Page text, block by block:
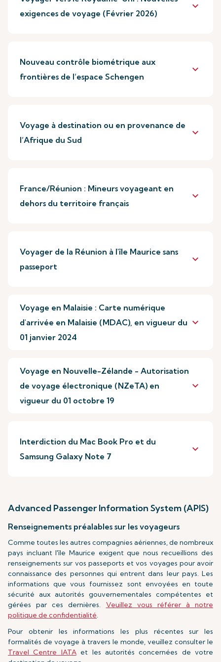
exigences de voyage (Février 2026)
keyboard_arrow_down
Nouveau contrôle biométrique aux
frontières de l’espace Schengen
keyboard_arrow_down
Voyage à destination ou en provenance de
l’Afrique du Sud
keyboard_arrow_down
France/Réunion : Mineurs voyageant en
dehors du territoire français
keyboard_arrow_down
Voyager de la Réunion à l'île Maurice sans
passeport
keyboard_arrow_down
Voyage en Malaisie : Carte numérique
d'arrivée en Malaisie (MDAC), en vigueur du
01 janvier 2024
keyboard_arrow_down
Voyage en Nouvelle-Zélande - Autorisation
de voyage électronique (NZeTA) en
vigueur du 01 octobre 19
keyboard_arrow_down
Interdiction du Mac Book Pro et du
Samsung Galaxy Note 7
keyboard_arrow_down
Advanced Passenger Information System (APIS)
Renseignements préalables sur les voyageurs
Comme toutes les autres compagnies aériennes, de nombreux
pays incluant l'île Maurice exigent que nous recueillions des
renseignements sur vos passeports et vos voyages pour avoir
connaissance des personnes qui entrent dans leur pays. Les
informations que vous fournissez sont envoyées en toute
sécurité aux autorités gouvernementales compétentes et
gérées par ces dernières. Veuillez vous référer à notre
politique de confidentialité.
Pour obtenir les informations les plus récentes sur les
formalités de voyage à travers le monde, veuillez consulter le
Travel Centre IATAet les autorités concernées de votre